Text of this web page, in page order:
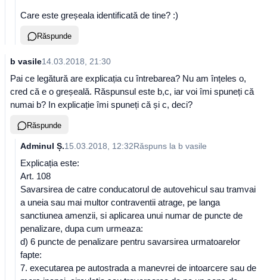
Care este greșeala identificată de tine? :)
Răspunde
b vasile14.03.2018, 21:30
Pai ce legătură are explicația cu întrebarea? Nu am înțeles o,
cred că e o greșeală. Răspunsul este b,c, iar voi îmi spuneți că
numai b? In explicație îmi spuneți că și c, deci?
Răspunde
Adminul Ș.15.03.2018, 12:32Răspuns la b vasile
Explicația este:
Art. 108
Savarsirea de catre conducatorul de autovehicul sau tramvai
a uneia sau mai multor contraventii atrage, pe langa
sanctiunea amenzii, si aplicarea unui numar de puncte de
penalizare, dupa cum urmeaza:
d) 6 puncte de penalizare pentru savarsirea urmatoarelor
fapte:
7. executarea pe autostrada a manevrei de intoarcere sau de